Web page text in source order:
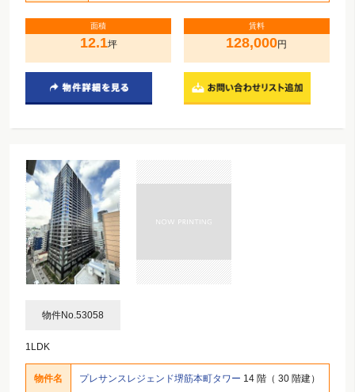
面積
12.1坪
賃料
128,000円
物件No.53058
1LDK
物件名 プレサンスレジェンド堺筋本町タワー 14 階（ 30 階建）